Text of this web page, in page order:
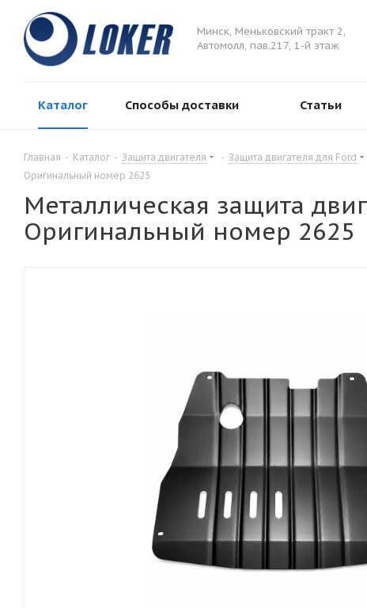
Минск, Меньковский тракт 2,
Автомолл, пав.217, 1-й этаж
Каталог Способы доставки Статьи
Главная - Каталог - Защита двигателя - Защита двигателя для Ford
Оригинальный номер 2625
Металлическая защита
Оригинальный номер 2625